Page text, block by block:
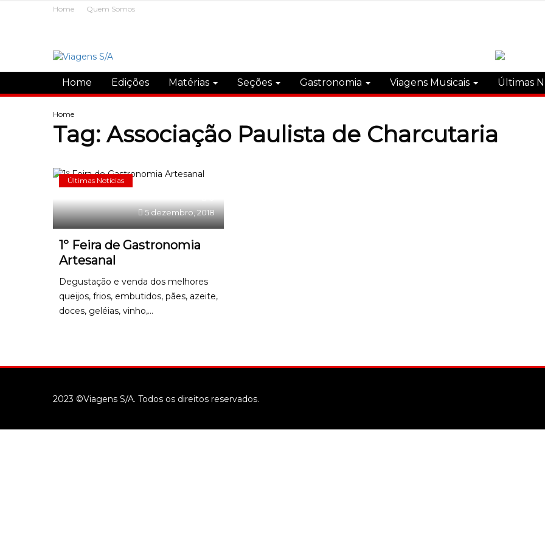
Home Quem Somos
Home Edições Matérias Seções Gastronomia Viagens Musicais Últimas
Home
Tag:Associação Paulista de Charcutaria
Últimas Notícias
5 dezembro, 2018
1º Feira de Gastronomia
Artesanal
Degustação e venda dos melhores
queijos, frios, embutidos, pães, azeite,
doces, geléias, vinho,...
2023 ©Viagens S/A. Todos os direitos reservados.